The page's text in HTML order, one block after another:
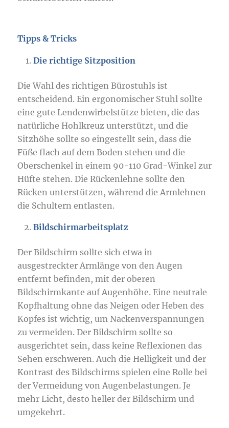
Tipps & Tricks
Die richtige Sitzposition
Die Wahl des richtigen Bürostuhls ist
entscheidend. Ein ergonomischer Stuhl sollte
eine gute Lendenwirbelstütze bieten, die das
natürliche Hohlkreuz unterstützt, und die
Sitzhöhe sollte so eingestellt sein, dass die
Füße flach auf dem Boden stehen und die
Oberschenkel in einem 90-110 Grad-Winkel zur
Hüfte stehen. Die Rückenlehne sollte den
Rücken unterstützen, während die Armlehnen
die Schultern entlasten.
Bildschirmarbeitsplatz
Der Bildschirm sollte sich etwa in
ausgestreckter Armlänge von den Augen
entfernt befinden, mit der oberen
Bildschirmkante auf Augenhöhe. Eine neutrale
Kopfhaltung ohne das Neigen oder Heben des
Kopfes ist wichtig, um Nackenverspannungen
zu vermeiden. Der Bildschirm sollte so
ausgerichtet sein, dass keine Reflexionen das
Sehen erschweren. Auch die Helligkeit und der
Kontrast des Bildschirms spielen eine Rolle bei
der Vermeidung von Augenbelastungen. Je
mehr Licht, desto heller der Bildschirm und
umgekehrt.